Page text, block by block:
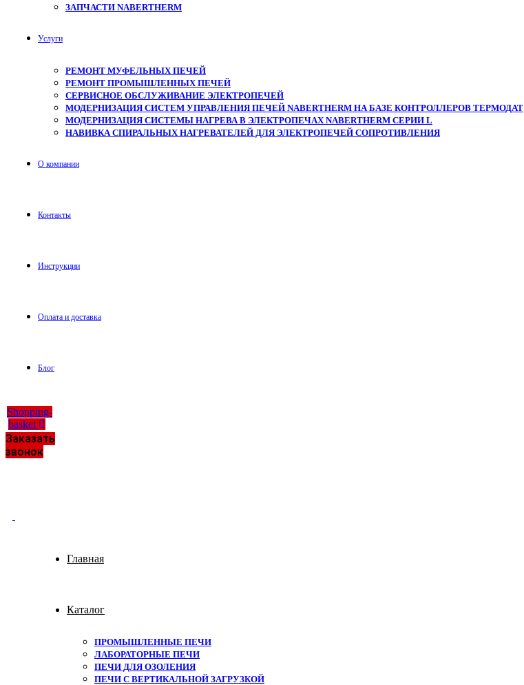
ЗАПЧАСТИ NABERTHERM
Услуги
РЕМОНТ МУФЕЛЬНЫХ ПЕЧЕЙ
РЕМОНТ ПРОМЫШЛЕННЫХ ПЕЧЕЙ
СЕРВИСНОЕ ОБСЛУЖИВАНИЕ ЭЛЕКТРОПЕЧЕЙ
МОДЕРНИЗАЦИЯ СИСТЕМ УПРАВЛЕНИЯ ПЕЧЕЙ NABERTHERM НА БАЗЕ КОНТРОЛЛЕРОВ ТЕРМОДАТ
МОДЕРНИЗАЦИЯ СИСТЕМЫ НАГРЕВА В ЭЛЕКТРОПЕЧАХ NABERTHERM СЕРИИ L
НАВИВКА СПИРАЛЬНЫХ НАГРЕВАТЕЛЕЙ ДЛЯ ЭЛЕКТРОПЕЧЕЙ СОПРОТИВЛЕНИЯ
О компании
Контакты
Инструкции
Оплата и доставка
Блог
Shopping-
basket
Заказать
звонок
Главная
Каталог
ПРОМЫШЛЕННЫЕ ПЕЧИ
ЛАБОРАТОРНЫЕ ПЕЧИ
ПЕЧИ ДЛЯ ОЗОЛЕНИЯ
ПЕЧИ С ВЕРТИКАЛЬНОЙ ЗАГРУЗКОЙ